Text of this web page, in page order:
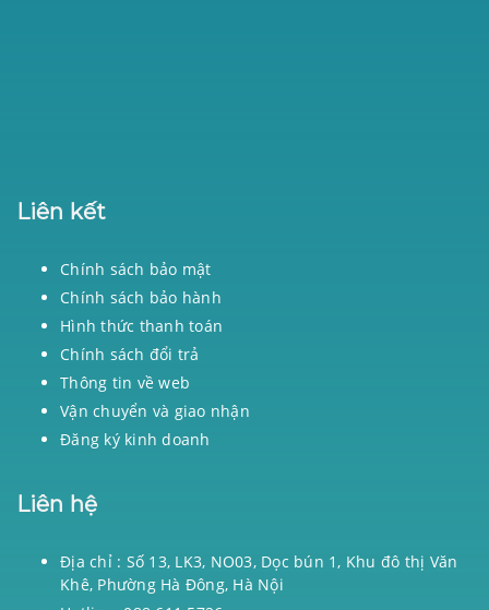
Liên kết
Chính sách bảo mật
Chính sách bảo hành
Hình thức thanh toán
Chính sách đổi trả
Thông tin về web
Vận chuyển và giao nhận
Đăng ký kinh doanh
Liên hệ
Địa chỉ : Số 13, LK3, NO03, Dọc bún 1, Khu đô thị Văn
Khê, Phường Hà Đông, Hà Nội